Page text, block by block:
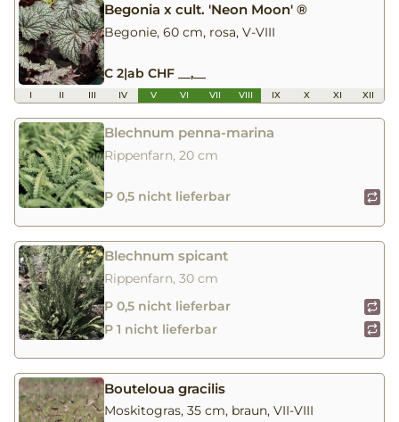
Begonia x cult. 'Neon Moon' ®
Begonie, 60 cm, rosa, V-VIII
C 2|ab CHF __,__
I II III IV V VI VII VIII IX X XI XII
Blechnum penna-marina
Rippenfarn, 20 cm
P 0,5 nicht lieferbar
Blechnum spicant
Rippenfarn, 30 cm
P 0,5 nicht lieferbar
P 1 nicht lieferbar
Bouteloua gracilis
Moskitogras, 35 cm, braun, VII-VIII